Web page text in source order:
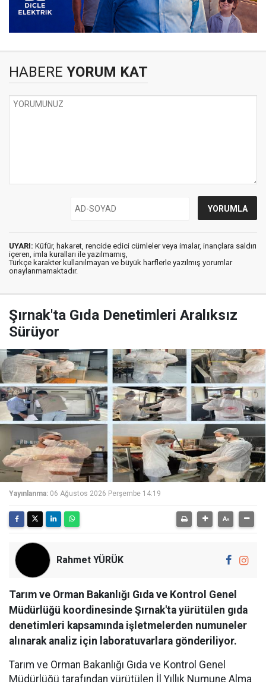
HABERE YORUM KAT
UYARI: Küfür, hakaret, rencide edici cümleler veya imalar, inançlara saldırı
içeren, imla kuralları ile yazılmamış,
Türkçe karakter kullanılmayan ve büyük harflerle yazılmış yorumlar
onaylanmamaktadır.
Şırnak'ta Gıda Denetimleri Aralıksız
Sürüyor
Yayınlanma: 06 Ağustos 2026 Perşembe 14:19
Rahmet YÜRÜK
Tarım ve Orman Bakanlığı Gıda ve Kontrol Genel
Müdürlüğü koordinesinde Şırnak'ta yürütülen gıda
denetimleri kapsamında işletmelerden numuneler
alınarak analiz için laboratuvarlara gönderiliyor.
Tarım ve Orman Bakanlığı Gıda ve Kontrol Genel
Müdürlüğü tarafından yürütülen İl Yıllık Numune Alma